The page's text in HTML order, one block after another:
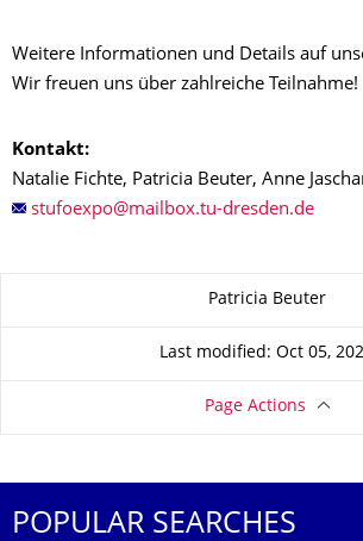
Weitere Informationen und Details auf
Wir freuen uns über zahlreiche Teilnahme!
Kontakt:
Natalie Fichte, Patricia Beuter, Anne
Patricia Beuter
Last modified: Oct 05,
Page Actions
POPULAR SEARCHES